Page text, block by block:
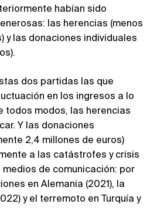
habían sido
las herencias (menos
y las donaciones individuales
dos partidas las que
en los ingresos a lo
todos modos, las herencias
Y las donaciones
2,4 millones de euros)
a las catástrofes y crisis
de comunicación: por
en Alemania (2021), la
y el terremoto en Turquía y